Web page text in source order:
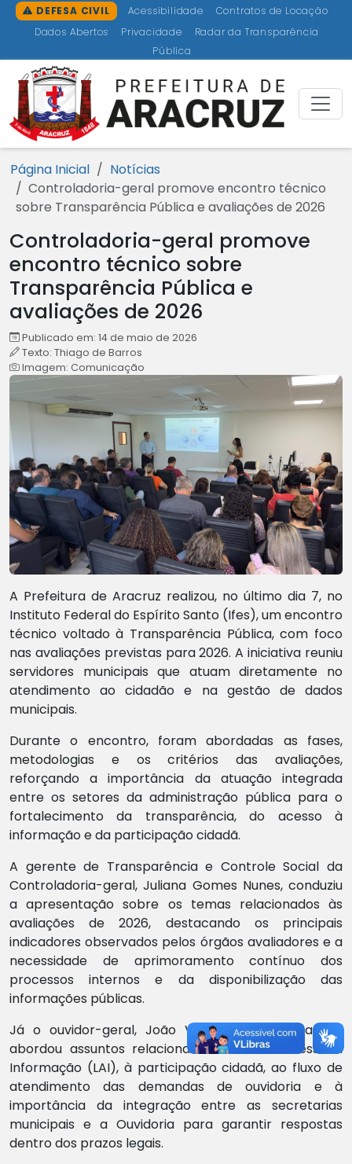
Ir para o conteúdo [1]
Ir para o menu [2]
Ir para a busca [3]
Ir para o rodapé [4]
DEFESA CIVIL Acessibilidade
Contratos de Locação
Dados Abertos
Privacidade
Radar da Transparência
Pública
Página Inicial
Notícias
Controladoria-geral promove encontro técnico
sobre Transparência Pública e avaliações de 2026
Controladoria-geral promove
encontro técnico sobre
Transparência Pública e
avaliações de 2026
Publicado em: 14 de maio de 2026
Texto: Thiago de Barros
Imagem: Comunicação
A Prefeitura de Aracruz realizou, no último dia 7, no
Instituto Federal do Espírito Santo (Ifes), um encontro
técnico voltado à Transparência Pública, com foco
nas avaliações previstas para 2026. A iniciativa reuniu
servidores municipais que atuam diretamente no
atendimento ao cidadão e na gestão de dados
municipais.
Durante o encontro, foram abordadas as fases,
metodologias e os critérios das avaliações,
reforçando a importância da atuação integrada
entre os setores da administração pública para o
fortalecimento da transparência, do acesso à
informação e da participação cidadã.
A gerente de Transparência e Controle Social da
Controladoria-geral, Juliana Gomes Nunes, conduziu
a apresentação sobre os temas relacionados às
avaliações de 2026, destacando os principais
indicadores observados pelos órgãos avaliadores e a
necessidade de aprimoramento contínuo dos
processos internos e da disponibilização das
informações públicas.
Já o ouvidor-geral, João Vitor Polesi dos Santos,
abordou assuntos relacionados à Lei de Acesso à
Informação (LAI), à participação cidadã, ao fluxo de
atendimento das demandas de ouvidoria e à
importância da integração entre as secretarias
municipais e a Ouvidoria para garantir respostas
dentro dos prazos legais.